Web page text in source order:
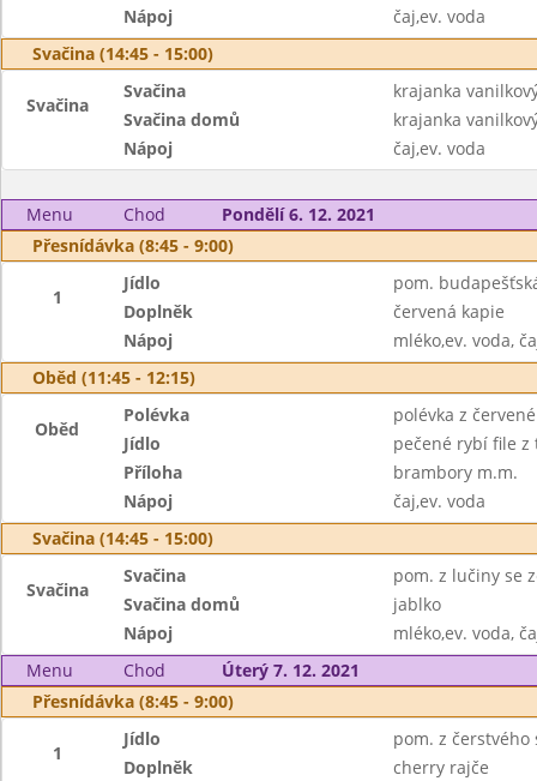
Nápoj
čaj,ev. voda
Svačina (14:45 - 15:00)
Svačina
Svačina
krajanka
Svačina domů
krajanka
Nápoj
čaj,ev. voda
Menu Chod
Pondělí 6. 12. 2021
Přesnídávka (8:45 - 9:00)
1
Jídlo
pom.
Doplněk
červená kapie
Nápoj
mléko,ev. voda,
Oběd (11:45 - 12:15)
Oběd
Polévka
polévka z
Jídlo
pečené rybí file z
Příloha
brambory m.m.
Nápoj
čaj,ev. voda
Svačina (14:45 - 15:00)
Svačina
Svačina
pom. z lučiny se
Svačina domů
jablko
Nápoj
mléko,ev. voda,
Menu
Chod
Úterý 7. 12. 2021
Přesnídávka (8:45 - 9:00)
1
Jídlo
pom. z čerstvého
Doplněk
cherry rajče